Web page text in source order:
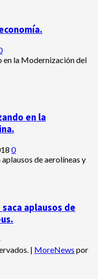
en la
0
aplausos de
| MoreNews por